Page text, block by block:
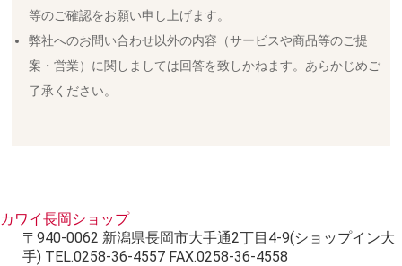
等のご確認をお願い申し上げます。
弊社へのお問い合わせ以外の内容（サービスや商品等のご提
案・営業）に関しましては回答を致しかねます。あらかじめご
了承ください。
カワイ長岡ショップ
〒940-0062 新潟県長岡市大手通2丁目4-9(ショップイン大
手) TEL.0258-36-4557 FAX.0258-36-4558